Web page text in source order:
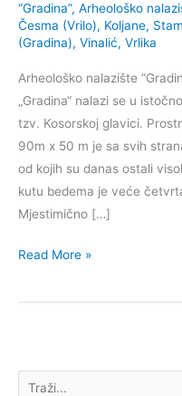
Pretraga
“Gradina”, Arheološko
Česma (Vrilo), Koljane,
(Gradina), Vinalić, Vrlika
Arheološko nalazište
„Gradina“ nalazi se u
tzv. Kosorskoj glavici.
90m x 50 m je sa svih
od kojih su danas ostali
kutu bedema je veće
Mjestimično […]
Kulturna
grada
Read More »